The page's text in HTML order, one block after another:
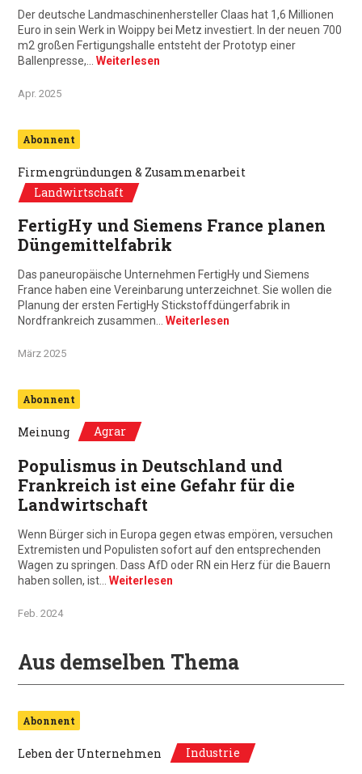
Der deutsche Landmaschinenhersteller Claas hat 1,6 Millionen
Euro in sein Werk in Woippy bei Metz investiert. In der neuen 700
m2 großen Fertigungshalle entsteht der Prototyp einer
Ballenpresse,… Weiterlesen
Apr. 2025
Abonnent
Firmengründungen & Zusammenarbeit
Landwirtschaft
FertigHy und Siemens France planen
Düngemittelfabrik
Das paneuropäische Unternehmen FertigHy und Siemens
France haben eine Vereinbarung unterzeichnet. Sie wollen die
Planung der ersten FertigHy Stickstoffdüngerfabrik in
Nordfrankreich zusammen… Weiterlesen
März 2025
Abonnent
Meinung Agrar
Populismus in Deutschland und
Frankreich ist eine Gefahr für die
Landwirtschaft
Wenn Bürger sich in Europa gegen etwas empören, versuchen
Extremisten und Populisten sofort auf den entsprechenden
Wagen zu springen. Dass AfD oder RN ein Herz für die Bauern
haben sollen, ist… Weiterlesen
Feb. 2024
Aus demselben Thema
Abonnent
Leben der Unternehmen Industrie